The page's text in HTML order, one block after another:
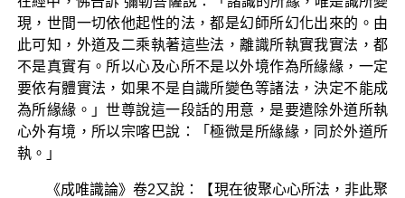
現，世間一切依他起性的法，都是幻師所幻化出來的。由
此可知，外道及二乘執著這些法，離識所執實我實法，都
不是真實有。所以心及心所不是以外境作為所緣緣，一定
要依有體實法，如果不是自識所變色等諸法，決定不能成
為所緣緣。」世尊說這一段話的用意，是要遣除外道所執
心外有境，所以宗喀巴說：「極微是所緣緣，同於外道所
執。」
《成唯識論》卷2又說：【現在彼聚心心所法，非此聚